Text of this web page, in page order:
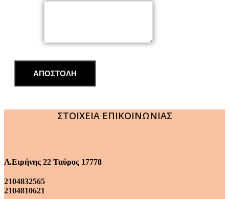
ΑΠΟΣΤΟΛΗ
ΣΤΟΙΧΕΙΑ ΕΠΙΚΟΙΝΩΝΙΑΣ
Λ.Ειρήνης 22 Ταύρος 17778
2104832565
2104810621